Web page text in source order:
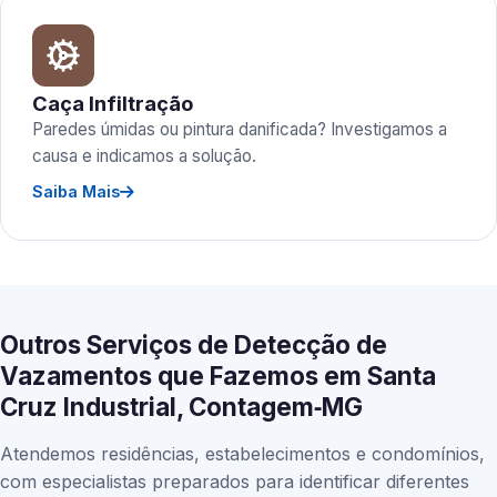
Caça Infiltração
Paredes úmidas ou pintura danificada? Investigamos a
causa e indicamos a solução.
Saiba Mais
Outros Serviços de Detecção de
Vazamentos que Fazemos em Santa
Cruz Industrial, Contagem‑MG
Atendemos residências, estabelecimentos e condomínios,
com especialistas preparados para identificar diferentes